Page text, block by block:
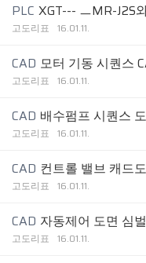
PLC XGT--- ㅡMR-J2S
고도리표 16.01.11.
CAD 모터 기동 시퀀스
고도리표 16.01.11.
CAD 배수펌프 시퀀스
고도리표 16.01.11.
CAD 컨트롤 밸브 캐드
고도리표 16.01.11.
CAD 자동제어 도면 심
고도리표 16.01.11.